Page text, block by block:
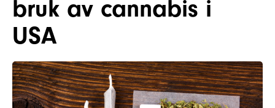
bruk av cannabis i
USA